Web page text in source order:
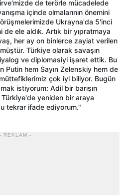
de terörle mücadelede
içinde olmalarının önemini
Ukrayna'da 5'inci
de ele aldık. Artık bir yıpratmaya
her ay on binlerce zayiat verilen
Türkiye olarak savaşın
ve diplomasiyi işaret ettik. Bu
Putin hem Sayın Zelenskiy hem de
çok iyi biliyor. Bugün
istiyorum: Adil bir barışın
yeniden bir araya
tekrar ifade ediyorum."
- REKLAM -